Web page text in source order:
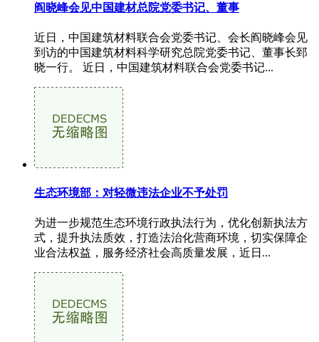
阎晓峰会见中国建材总院党委书记、董事
近日，中国建筑材料联合会党委书记、会长阎晓峰会见
到访的中国建筑材料科学研究总院党委书记、董事长郅
晓一行。 近日，中国建筑材料联合会党委书记...
生态环境部：对轻微违法企业不予处罚
为进一步规范生态环境行政执法行为，优化创新执法方
式，提升执法质效，打造法治化营商环境，切实保障企
业合法权益，服务经济社会高质量发展，近日...